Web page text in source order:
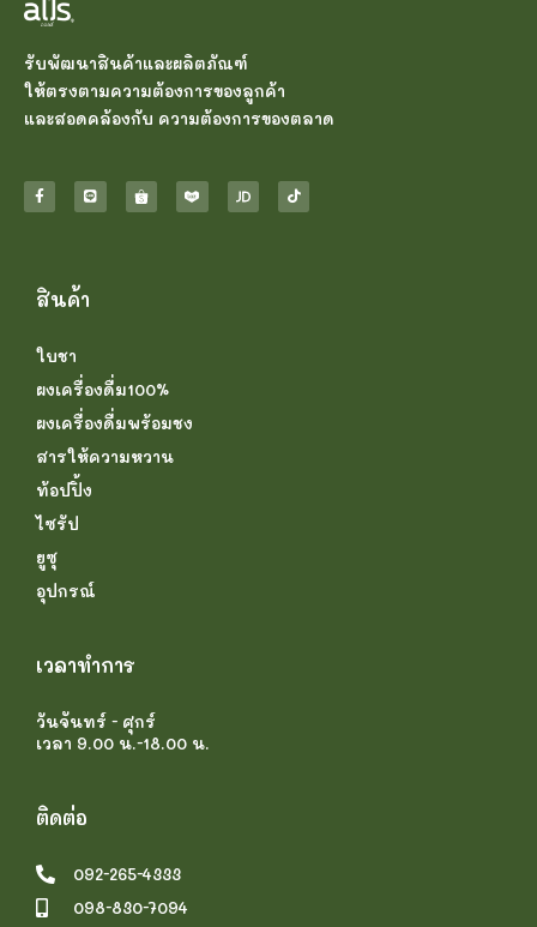
รับพัฒนาสินค้าและผลิตภัณฑ์
ให้ตรงตามความต้องการของลูกค้า
และสอดคล้องกับ ความต้องการของตลาด
สินค้า
ใบชา
ผงเครื่องดื่ม100%
ผงเครื่องดื่มพร้อมชง
สารให้ความหวาน
ท้อปปิ้ง
ไซรัป
ยูซุ
อุปกรณ์
เวลาทำการ
วันจันทร์ - ศุกร์
เวลา 9.00 น.-18.00 น.
ติดต่อ
092-265-4333
098-830-7094